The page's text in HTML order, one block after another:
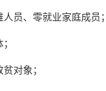
员、零就业家庭成员；
对象；